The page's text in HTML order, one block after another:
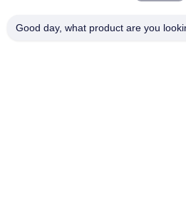
Good day, what product are you